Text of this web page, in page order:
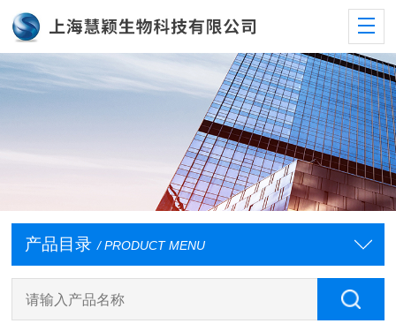
产品目录 / PRODUCT MENU